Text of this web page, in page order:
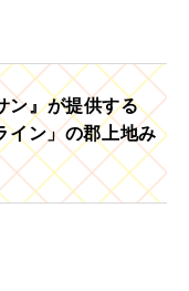
ン』が提供する
イン」の郡上地み